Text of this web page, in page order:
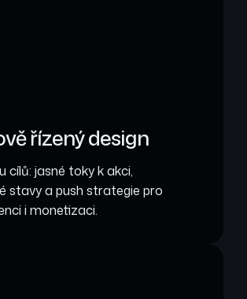
řízený design
cílů: jasné toky k akci,
stavy a push strategie pro
i monetizaci.